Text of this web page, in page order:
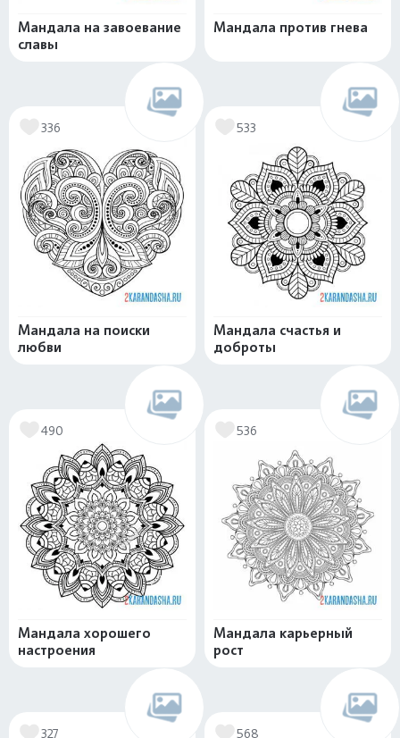
Мандала на завоевание
славы
Мандала против гнева
336
Мандала на поиски
любви
533
Мандала счастья и
доброты
490
Мандала хорошего
настроения
536
Мандала карьерный
рост
327 568